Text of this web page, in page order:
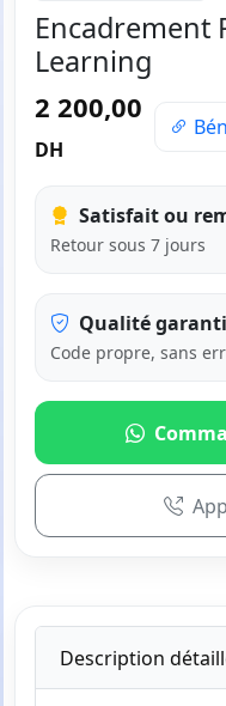
Encadrement
Learning
2 200,00
DH
Satisfait ou
Retour sous 7 jours
Qualité
Code propre, sans
Description